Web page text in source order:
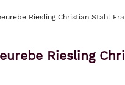
Riesling Christian Stahl
Riesling